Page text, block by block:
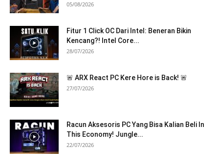
05/08/2026
Fitur 1 Click OC Dari Intel: Beneran Bikin
Kencang?! Intel Core...
28/07/2026
🚨 ARX React PC Kere Hore is Back! 🚨
27/07/2026
Racun Aksesoris PC Yang Bisa Kalian Beli In
This Economy! Jungle...
22/07/2026